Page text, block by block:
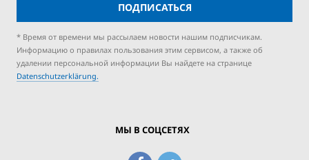
ПОДПИСАТЬСЯ
* Время от времени мы рассылаем новости нашим подписчикам.
Информацию о правилах пользования этим сервисом, а также об
удалении персональной информации Вы найдете на странице
Datenschutzerklärung.
МЫ В СОЦСЕТЯХ